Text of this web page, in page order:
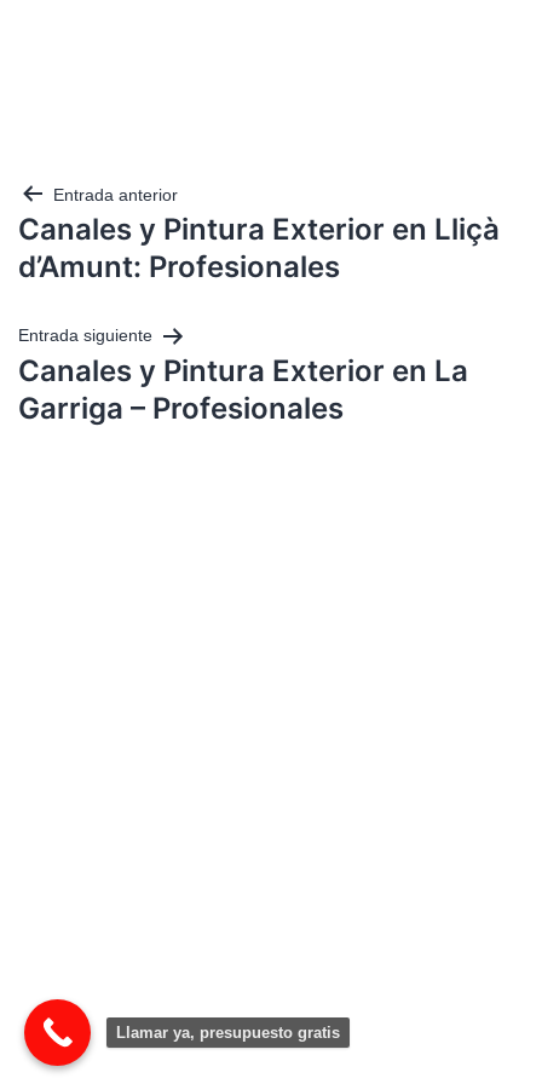
Entrada anterior
Canales y Pintura Exterior en Lliçà
d’Amunt: Profesionales
Entrada siguiente
Canales y Pintura Exterior en La
Garriga – Profesionales
Llamar ya, presupuesto gratis